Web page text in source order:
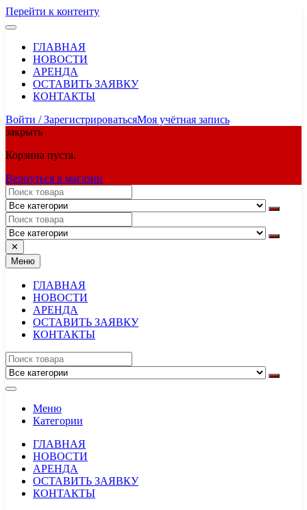
Перейти к контенту
ГЛАВНАЯ
НОВОСТИ
АРЕНДА
ОСТАВИТЬ ЗАЯВКУ
КОНТАКТЫ
Войти / ЗарегистрироватьсяМоя учётная запись
закрыть
Корзина пуста.
Вернуться в магазин
✕
Меню
ГЛАВНАЯ
НОВОСТИ
АРЕНДА
ОСТАВИТЬ ЗАЯВКУ
КОНТАКТЫ
Меню
Категории
ГЛАВНАЯ
НОВОСТИ
АРЕНДА
ОСТАВИТЬ ЗАЯВКУ
КОНТАКТЫ